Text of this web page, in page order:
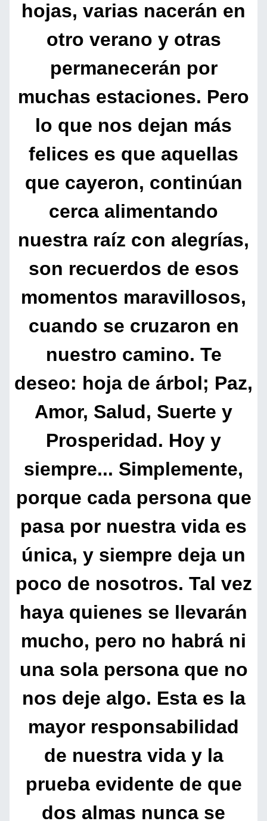
hojas, varias nacerán en
otro verano y otras
permanecerán por
muchas estaciones. Pero
lo que nos dejan más
felices es que aquellas
que cayeron, continúan
cerca alimentando
nuestra raíz con alegrías,
son recuerdos de esos
momentos maravillosos,
cuando se cruzaron en
nuestro camino. Te
deseo: hoja de árbol; Paz,
Amor, Salud, Suerte y
Prosperidad. Hoy y
siempre... Simplemente,
porque cada persona que
pasa por nuestra vida es
única, y siempre deja un
poco de nosotros. Tal vez
haya quienes se llevarán
mucho, pero no habrá ni
una sola persona que no
nos deje algo. Esta es la
mayor responsabilidad
de nuestra vida y la
prueba evidente de que
dos almas nunca se